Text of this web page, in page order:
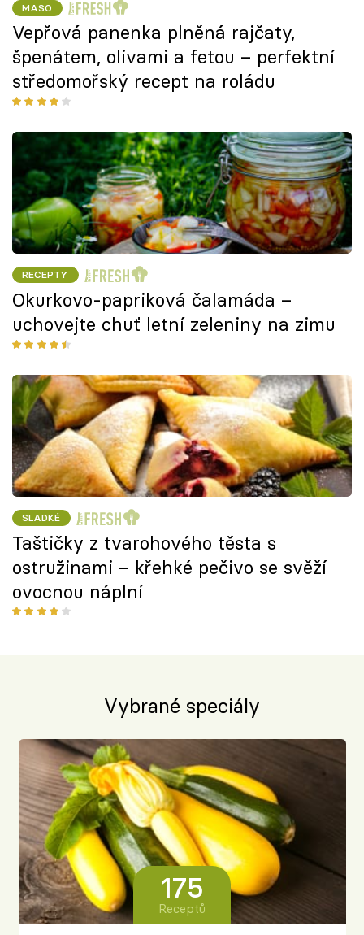
MASO
Vepřová panenka plněná rajčaty,
špenátem, olivami a fetou – perfektní
středomořský recept na roládu
RECEPTY
Okurkovo-papriková čalamáda –
uchovejte chuť letní zeleniny na zimu
SLADKÉ
Taštičky z tvarohového těsta s
ostružinami – křehké pečivo se svěží
ovocnou náplní
Vybrané speciály
175
Receptů